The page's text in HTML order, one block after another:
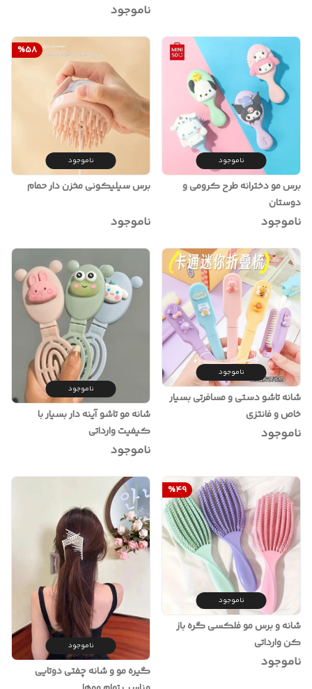
ناموجود
ناموجود
برس مو دخترانه طرح کرومی و
دوستان
ناموجود
%58
ناموجود
برس سیلیکونی مخزن دار حمام
ناموجود
ناموجود
شانه تاشو دستی و مسافرتی بسیار
خاص و فانتزی
ناموجود
ناموجود
شانه مو تاشو آینه دار بسیار با
کیفیت وارداتی
ناموجود
%49
ناموجود
شانه و برس مو فلکسی گره باز
کن وارداتی
ناموجود
ناموجود
گیره مو و شانه چفتی دوتایی